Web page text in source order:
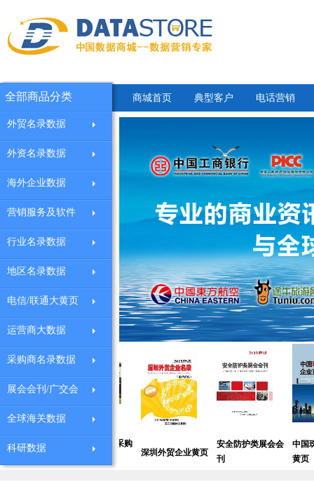
商城首页 典型客户 电话营销
全球机械设备采购
深圳外贸企业黄页
安全防护类展会会
刊
中国珠宝采购企业
全部商品分类
外贸名录数据
外资名录数据
海外企业数据
营销服务及软件
行业名录数据
地区名录数据
电信/联通大黄页
运营商大数据
采购商名录数据
展会会刊/广交会
全球海关数据
科研数据